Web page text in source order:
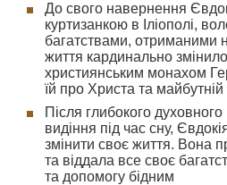
До свого навернення
куртизанкою в Іліополі,
багатствами, отриманими
життя кардинально
християнським монахом
їй про Христа та майбутній
Після глибокого
видіння під час сну,
змінити своє життя. Вона
та віддала все своє
та допомогу бідним